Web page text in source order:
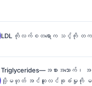
LDL ကိုလက်စတရောက သင့်ကို တကယ်
Triglycerides—အစားအသောက်၊ အ
သို့မဟုတ် အင်ဆူလင်ခုခံမှုကို မကြာ